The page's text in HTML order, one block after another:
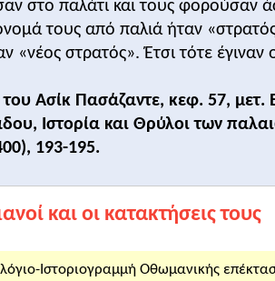
εκφράζειειρωνική και
καταγέλαστοι στους Δυτικούς,
υπαγορεύτηκε αναμφίβολα από τα
παράγοντες της
των γαζήδων και του
ικανότητες των σουλτάνων και οι
στο παλάτι και τους φορούσαν
τους από παλιά ήταν
«νέος στρατός». Έτσι τότε έγιναν
του Ασίκ Πασάζαντε, κεφ. 57, μετ.
Ιστορία και Θρύλοι των
193-195.
και οι κατακτήσεις τους
Ιστοριογραμμή Οθωμανικής